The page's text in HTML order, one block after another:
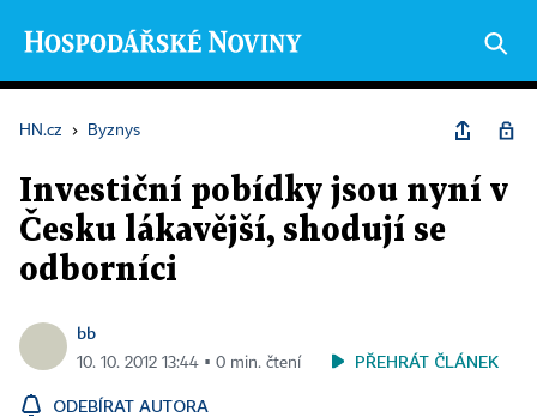
HN.cz › Byznys
Investiční pobídky jsou nyní v
Česku lákavější, shodují se
odborníci
bb
10. 10. 2012 13:44 ▪ 0 min. čtení PŘEHRÁT ČLÁNEK
ODEBÍRAT AUTORA